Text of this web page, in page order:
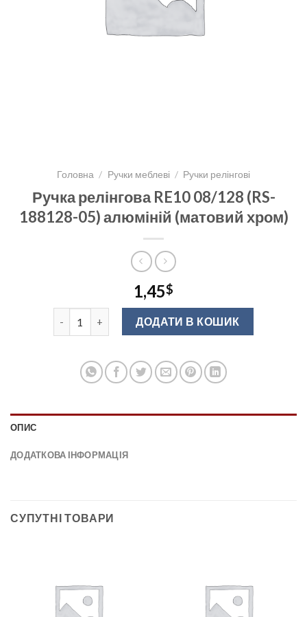
Головна / Ручки меблеві / Ручки релінгові
Ручка релінгова RE10 08/128 (RS-
188128-05) алюміній (матовий хром)
1,45$
Ручка релінгова RE10 08/128 (RS-188128-05)
ДОДАТИ В КОШИК
ОПИС
ДОДАТКОВА ІНФОРМАЦІЯ
СУПУТНІ ТОВАРИ